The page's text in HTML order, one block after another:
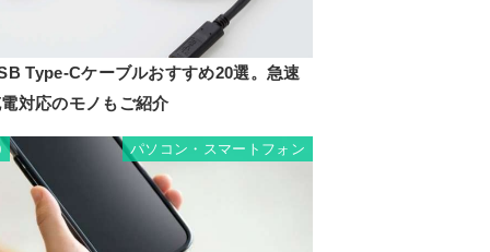
Type-Cケーブルおすすめ20選。急速
対応のモノもご紹介
パソコン・スマートフォン